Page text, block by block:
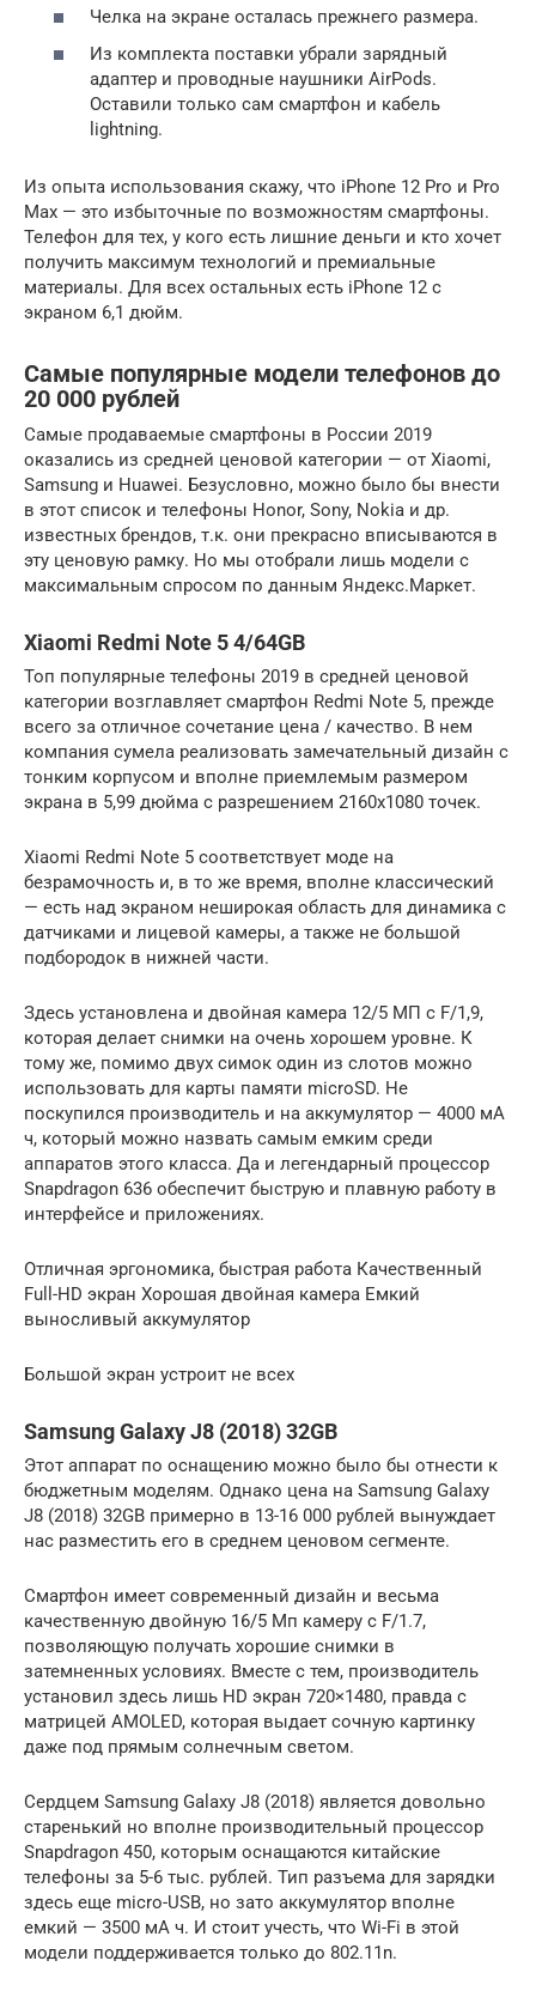
Челка на экране осталась прежнего размера.
Из комплекта поставки убрали зарядный
адаптер и проводные наушники AirPods.
Оставили только сам смартфон и кабель
lightning.
Из опыта использования скажу, что iPhone 12 Pro и Pro
Max — это избыточные по возможностям смартфоны.
Телефон для тех, у кого есть лишние деньги и кто хочет
получить максимум технологий и премиальные
материалы. Для всех остальных есть iPhone 12 с
экраном 6,1 дюйм.
Самые популярные модели телефонов до
20 000 рублей
Самые продаваемые смартфоны в России 2019
оказались из средней ценовой категории — от Xiaomi,
Samsung и Huawei. Безусловно, можно было бы внести
в этот список и телефоны Honor, Sony, Nokia и др.
известных брендов, т.к. они прекрасно вписываются в
эту ценовую рамку. Но мы отобрали лишь модели с
максимальным спросом по данным Яндекс.Маркет.
Xiaomi Redmi Note 5 4/64GB
Топ популярные телефоны 2019 в средней ценовой
категории возглавляет смартфон Redmi Note 5, прежде
всего за отличное сочетание цена / качество. В нем
компания сумела реализовать замечательный дизайн с
тонким корпусом и вполне приемлемым размером
экрана в 5,99 дюйма с разрешением 2160х1080 точек.
Xiaomi Redmi Note 5 соответствует моде на
безрамочность и, в то же время, вполне классический
— есть над экраном неширокая область для динамика с
датчиками и лицевой камеры, а также не большой
подбородок в нижней части.
Здесь установлена и двойная камера 12/5 МП с F/1,9,
которая делает снимки на очень хорошем уровне. К
тому же, помимо двух симок один из слотов можно
использовать для карты памяти microSD. Не
поскупился производитель и на аккумулятор — 4000 мА
ч, который можно назвать самым емким среди
аппаратов этого класса. Да и легендарный процессор
Snapdragon 636 обеспечит быструю и плавную работу в
интерфейсе и приложениях.
Отличная эргономика, быстрая работа Качественный
Full-HD экран Хорошая двойная камера Емкий
выносливый аккумулятор
Большой экран устроит не всех
Samsung Galaxy J8 (2018) 32GB
Этот аппарат по оснащению можно было бы отнести к
бюджетным моделям. Однако цена на Samsung Galaxy
J8 (2018) 32GB примерно в 13-16 000 рублей вынуждает
нас разместить его в среднем ценовом сегменте.
Смартфон имеет современный дизайн и весьма
качественную двойную 16/5 Мп камеру с F/1.7,
позволяющую получать хорошие снимки в
затемненных условиях. Вместе с тем, производитель
установил здесь лишь HD экран 720×1480, правда с
матрицей AMOLED, которая выдает сочную картинку
даже под прямым солнечным светом.
Сердцем Samsung Galaxy J8 (2018) является довольно
старенький но вполне производительный процессор
Snapdragon 450, которым оснащаются китайские
телефоны за 5-6 тыс. рублей. Тип разъема для зарядки
здесь еще micro-USB, но зато аккумулятор вполне
емкий — 3500 мА ч. И стоит учесть, что Wi-Fi в этой
модели поддерживается только до 802.11n.